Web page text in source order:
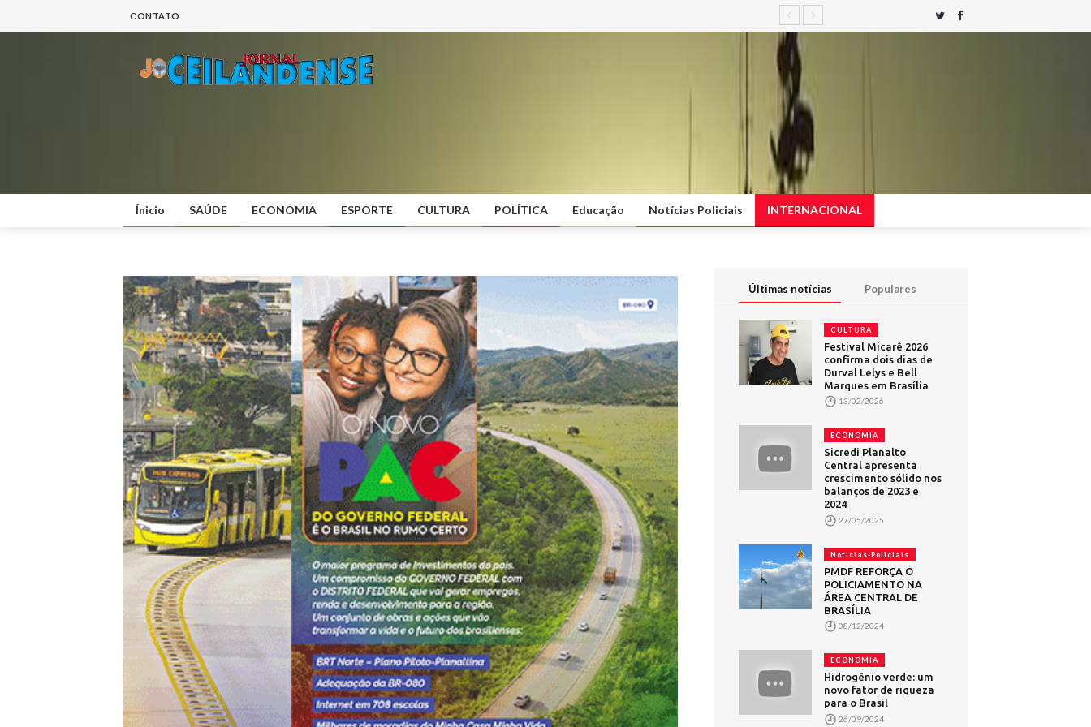
CONTATO
Ínicio SAÚDE ECONOMIA ESPORTE CULTURA POLÍTICA Educação Notícias Policiais INTERNACIONAL
Últimas notícias Populares
CULTURA
Festival Micarê 2026
confirma dois dias de
Durval Lelys e Bell
Marques em Brasília
13/02/2026
ECONOMIA
Sicredi Planalto
Central apresenta
crescimento sólido nos
balanços de 2023 e
2024
27/05/2025
Noticias-Policiais
PMDF REFORÇA O
POLICIAMENTO NA
ÁREA CENTRAL DE
BRASÍLIA
08/12/2024
ECONOMIA
Hidrogênio verde: um
novo fator de riqueza
para o Brasil
26/09/2024